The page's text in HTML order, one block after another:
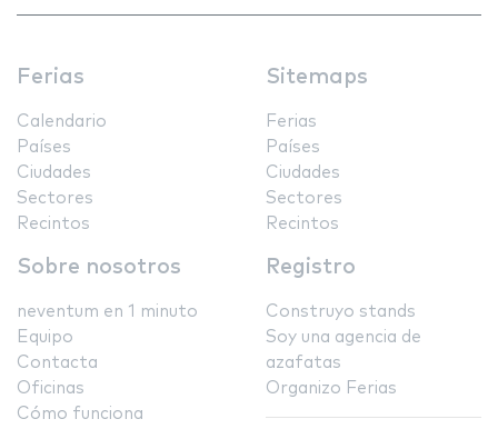
Ferias
Calendario
Países
Ciudades
Sectores
Recintos
Sitemaps
Ferias
Países
Ciudades
Sectores
Recintos
Sobre nosotros
neventum en 1 minuto
Equipo
Contacta
Oficinas
Cómo funciona
Registro
Construyo stands
Soy una agencia de
azafatas
Organizo Ferias